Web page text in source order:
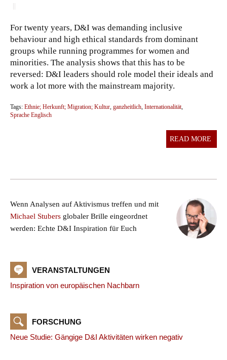
||
For twenty years, D&I was demanding inclusive
behaviour and high ethical standards from dominant
groups while running programmes for women and
minorities. The analysis shows that this has to be
reversed: D&I leaders should role model their ideals and
work a lot more with the mainstream majority.
Tags: Ethnie; Herkunft; Migration; Kultur, ganzheitlich, Internationalität,
Sprache Englisch
READ MORE
Wenn Analysen auf Aktivismus treffen und mit
Michael Stubers globaler Brille eingeordnet
werden: Echte D&I Inspiration für Euch
VERANSTALTUNGEN
Inspiration von europäischen Nachbarn
FORSCHUNG
Neue Studie: Gängige D&I Aktivitäten wirken negativ